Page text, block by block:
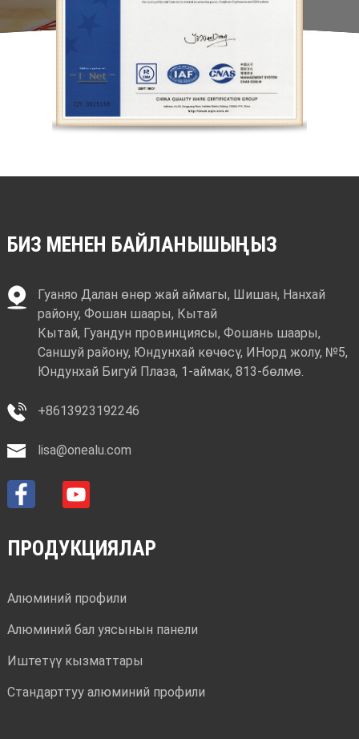
БИЗ МЕНЕН БАЙЛАНЫШЫҢЫЗ
Гуаняо Далан өнөр жай аймагы, Шишан, Нанхай
району, Фошан шаары, Кытай
Кытай, Гуандун провинциясы, Фошань шаары,
Саншуй району, Юндунхай көчөсү, ИНорд жолу, №5,
Юндунхай Бигуй Плаза, 1-аймак, 813-бөлмө.
+8613923192246
lisa@onealu.com
ПРОДУКЦИЯЛАР
Алюминий профили
Алюминий бал уясынын панели
Иштетүү кызматтары
Стандарттуу алюминий профили